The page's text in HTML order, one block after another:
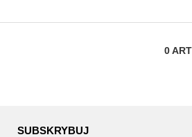
0
SUBSKRYBUJ